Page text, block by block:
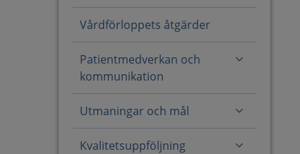
Vårdförloppets åtgärder
Patientmedverkan och
kommunikation
Utmaningar och mål
Kvalitetsuppföljning